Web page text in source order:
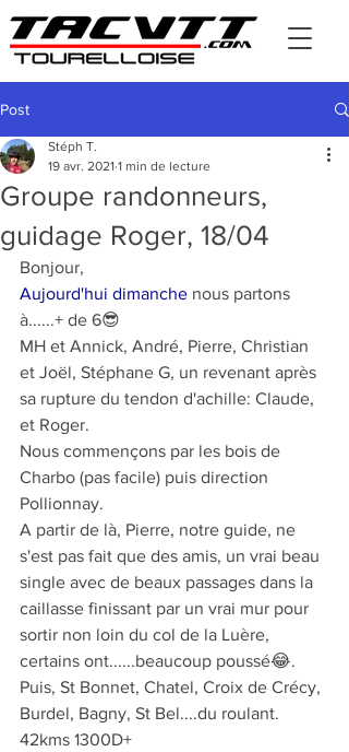
Post
Groupe randonneurs,
guidage Roger, 18/04
Stéph T.
19 avr. 2021 1 min de lecture
Bonjour,
Aujourd'hui dimanche nous partons
à......+ de 6😎
MH et Annick, André, Pierre, Christian
et Joël, Stéphane G, un revenant après
sa rupture du tendon d'achille: Claude,
et Roger.
Nous commençons par les bois de
Charbo (pas facile) puis direction
Pollionnay.
A partir de là, Pierre, notre guide, ne
s'est pas fait que des amis, un vrai beau
single avec de beaux passages dans la
caillasse finissant par un vrai mur pour
sortir non loin du col de la Luère,
certains ont......beaucoup poussé😂.
Puis, St Bonnet, Chatel, Croix de Crécy,
Burdel, Bagny, St Bel....du roulant.
42kms 1300D+